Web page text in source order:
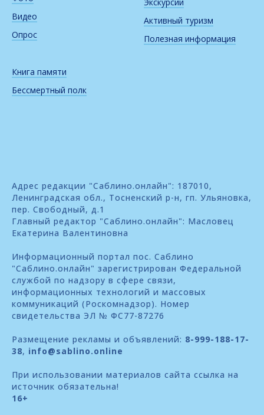
Видео
Опрос
Книга памяти
Бессмертный полк
Активный туризм
Полезная информация
Адрес редакции "Саблино.онлайн": 187010,
Ленинградская обл., Тосненский р-н, гп. Ульяновка,
пер. Свободный, д.1
Главный редактор "Саблино.онлайн": Масловец
Екатерина Валентиновна
Информационный портал пос. Саблино
"Саблино.онлайн" зарегистрирован Федеральной
службой по надзору в сфере связи,
информационных технологий и массовых
коммуникаций (Роскомнадзор). Номер
свидетельства ЭЛ № ФС77-87276
Размещение рекламы и объявлений: 8-999-188-17-
38, info@sablino.online
При использовании материалов сайта ссылка на
источник обязательна!
16+